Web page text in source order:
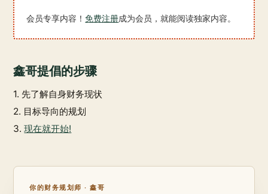
会员专享内容！免费注册成为会员，就能阅读独家内容。
鑫哥提倡的步骤
1. 先了解自身财务现状
2. 目标导向的规划
3.现在就开始!
你的财务规划师 · 鑫哥